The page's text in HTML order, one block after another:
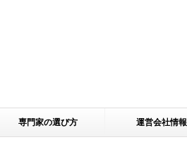
専門家の選び方 運営会社情報